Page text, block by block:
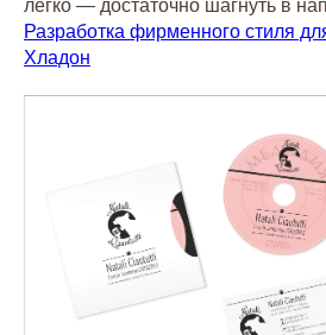
легко — достаточно шагнуть в
Разработка фирменного стиля
Хладон